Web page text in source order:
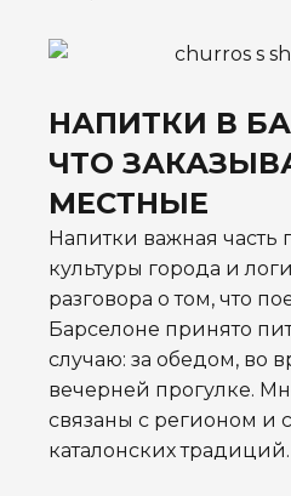
НАПИТКИ В
ЧТО
МЕСТНЫЕ
Напитки важная часть
культуры города и
разговора о том, что
Барселоне принято
случаю: за обедом, во
вечерней прогулке.
связаны с регионом и
каталонских традиций.